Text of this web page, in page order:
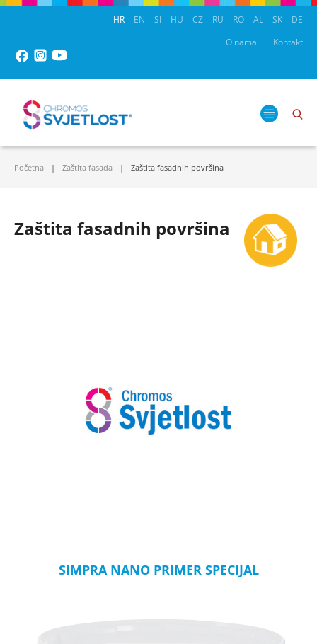
HR EN SI HU CZ RU RO AL SK
DE
O nama
Kontakt
Početna Zaštita fasada Zaštita fasadnih površina
Zaštita fasadnih površina
SIMPRA NANO PRIMER SPECIJAL